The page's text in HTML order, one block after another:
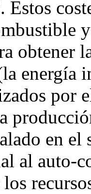
Estos
obtener
energía
por
en el
al auto-